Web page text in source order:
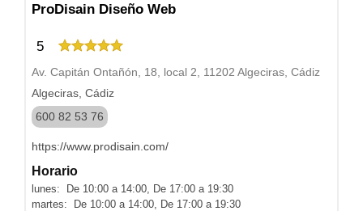
ProDisain Diseño Web
5
Av. Capitán Ontañón, 18, local 2, 11202 Algeciras, Cádiz
Algeciras, Cádiz
600 82 53 76
https://www.prodisain.com/
Horario
lunes: De 10:00 a 14:00, De 17:00 a 19:30
martes: De 10:00 a 14:00, De 17:00 a 19:30